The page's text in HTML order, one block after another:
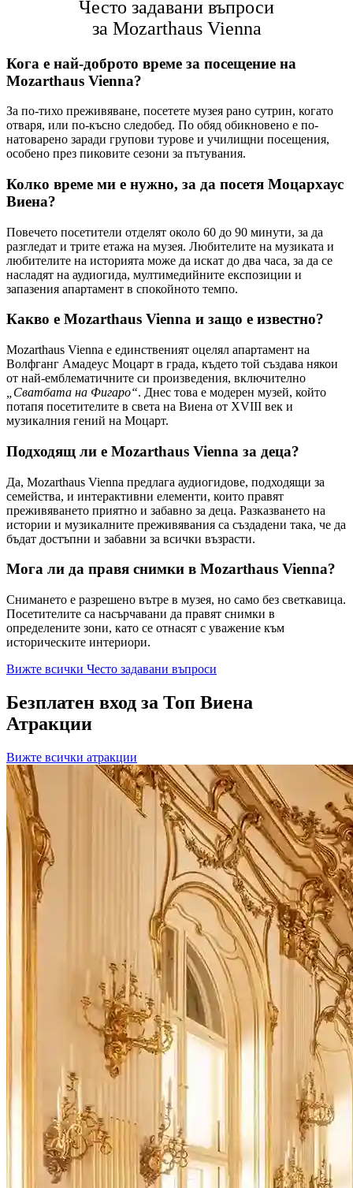
Често задавани въпроси
за Mozarthaus Vienna
Кога е най-доброто време за посещение на
Mozarthaus Vienna?
За по-тихо преживяване, посетете музея рано сутрин, когато
отваря, или по-късно следобед. По обяд обикновено е по-
натоварено заради групови турове и училищни посещения,
особено през пиковите сезони за пътувания.
Колко време ми е нужно, за да посетя Моцархаус
Виена?
Повечето посетители отделят около 60 до 90 минути, за да
разгледат и трите етажа на музея. Любителите на музиката и
любителите на историята може да искат до два часа, за да се
насладят на аудиогида, мултимедийните експозиции и
запазения апартамент в спокойното темпо.
Какво е Mozarthaus Vienna и защо е известно?
Mozarthaus Vienna е единственият оцелял апартамент на
Волфганг Амадеус Моцарт в града, където той създава някои
от най-емблематичните си произведения, включително
„Сватбата на Фигаро“. Днес това е модерен музей, който
потапя посетителите в света на Виена от XVIII век и
музикалния гений на Моцарт.
Подходящ ли е Mozarthaus Vienna за деца?
Да, Mozarthaus Vienna предлага аудиогидове, подходящи за
семейства, и интерактивни елементи, които правят
преживяването приятно и забавно за деца. Разказването на
истории и музикалните преживявания са създадени така, че да
бъдат достъпни и забавни за всички възрасти.
Мога ли да правя снимки в Mozarthaus Vienna?
Снимането е разрешено вътре в музея, но само без светкавица.
Посетителите са насърчавани да правят снимки в
определените зони, като се отнасят с уважение към
историческите интериори.
Вижте всички Често задавани въпроси
Безплатен вход за Топ Виена
Атракции
Вижте всички атракции